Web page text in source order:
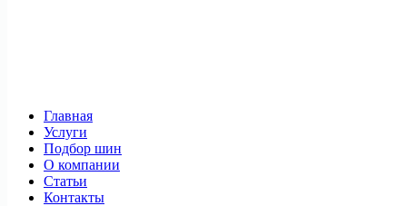
Главная
Услуги
Подбор шин
О компании
Статьи
Контакты